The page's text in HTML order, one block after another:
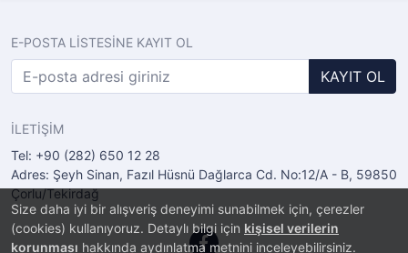
Size daha iyi bir alışveriş deneyimi sunabilmek için, çerezler
(cookies) kullanıyoruz. Detaylı bilgi için kişisel verilerin
korunması hakkında aydınlatma metnini inceleyebilirsiniz.
E-POSTA LİSTESİNE KAYIT OL
KAYIT OL
İLETİŞİM
Tel: +90 (282) 650 12 28
Adres: Şeyh Sinan, Fazıl Hüsnü Dağlarca Cd. No:12/A - B, 59850
Çorlu/Tekirdağ